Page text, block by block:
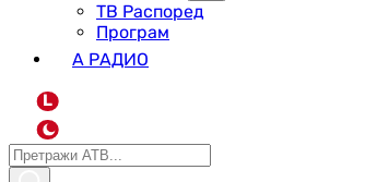
ТВ Распоред
Програм
А РАДИО
L